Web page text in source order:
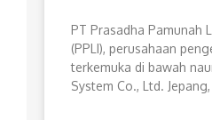
PT Prasadha Pamunah
(PPLI), perusahaan
terkemuka di bawah
System Co., Ltd.